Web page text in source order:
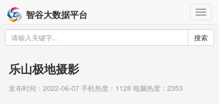
智谷大数据平台
搜索
乐山极地摄影
发布时间：2022-06-07 手机热度：1128 电脑热度：2353